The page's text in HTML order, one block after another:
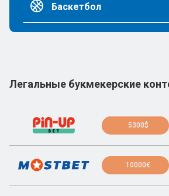
Баскетбол
Легальные букмекерские
5300$
10000€